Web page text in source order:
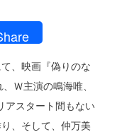
、映画『偽りのな
Ｗ主演の鳴海唯、
アスタート間もない
、そして、仲万美